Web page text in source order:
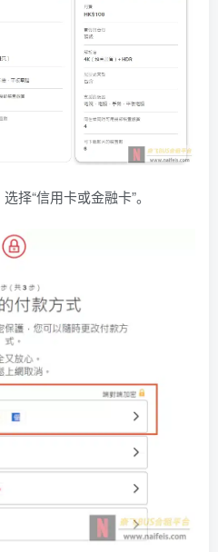
择“信用卡或金融卡”。